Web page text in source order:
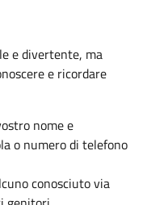
e divertente, ma
e ricordare
nome e
o numero di telefono
conosciuto via